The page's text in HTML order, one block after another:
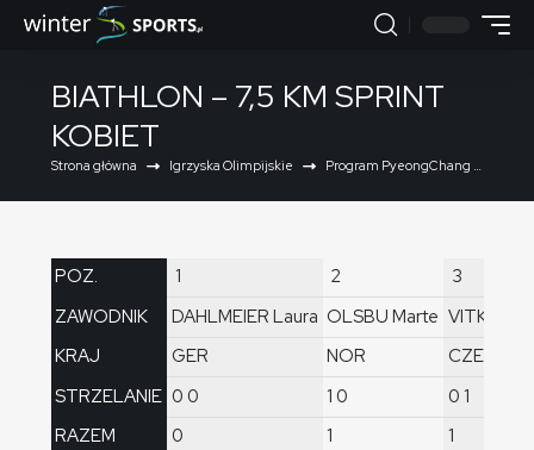
BIATHLON – 7,5 KM SPRINT
KOBIET
Strona główna Igrzyska Olimpijskie Program PyeongChang 2018
POZ.
ZAWODNIK
KRAJ
STRZELANIE
RAZEM
1
DAHLMEIER Laura
GER
0 0
0
2
OLSBU Marte
NOR
1 0
1
3
VITKOVA
CZE
0 1
1